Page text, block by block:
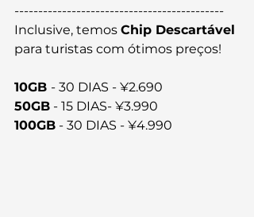
--------------------------------------------
Inclusive, temos Chip Descartável
para turistas com ótimos preços!
10GB - 30 DIAS - ¥2.690
50GB - 15 DIAS- ¥3.990
100GB - 30 DIAS - ¥4.990